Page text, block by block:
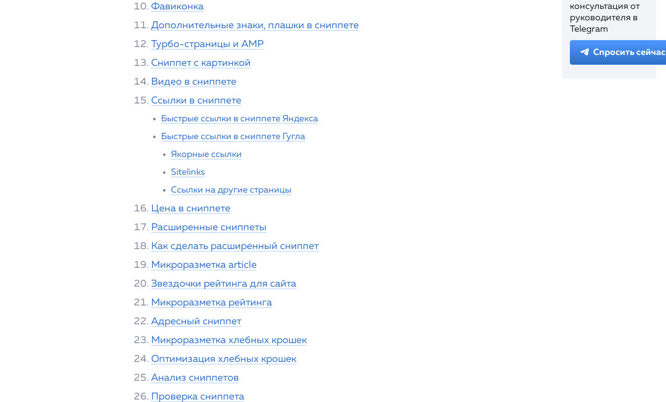
Фавиконка
Дополнительные знаки, плашки в сниппете
Турбо-страницы и AMP
Сниппет с картинкой
Видео в сниппете
Ссылки в сниппете
Быстрые ссылки в сниппете Яндекса
Быстрые ссылки в сниппете Гугла
Якорные ссылки
Sitelinks
Ссылки на другие страницы
Цена в сниппете
Расширенные сниппеты
Как сделать расширенный сниппет
Микроразметка article
Звездочки рейтинга для сайта
Микроразметка рейтинга
Адресный сниппет
Микроразметка хлебных крошек
Оптимизация хлебных крошек
Анализ сниппетов
Проверка сниппета
консультация от
руководителя в
Telegram
Спросить сейчас